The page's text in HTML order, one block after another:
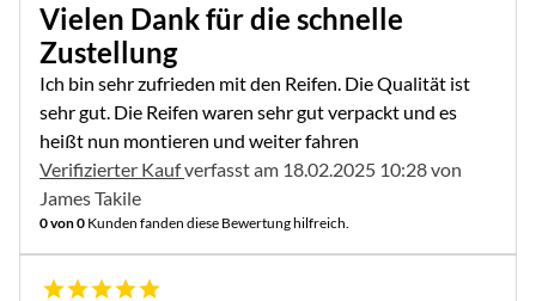
Vielen Dank für die schnelle
Zustellung
Ich bin sehr zufrieden mit den Reifen. Die Qualität ist
sehr gut. Die Reifen waren sehr gut verpackt und es
heißt nun montieren und weiter fahren
Verifizierter Kaufverfasst am 18.02.2025 10:28 von
James Takile
0 von 0 Kunden fanden diese Bewertung hilfreich.
5 von 5